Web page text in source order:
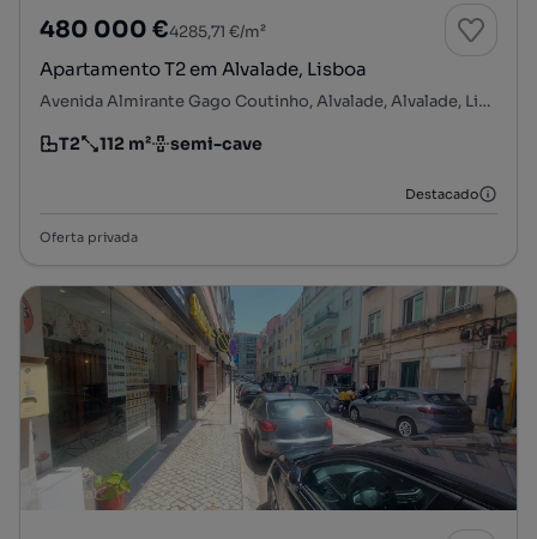
480 000 €4285,71 €/m²
Apartamento T2 em Alvalade, Lisboa
Avenida Almirante Gago Coutinho, Alvalade, Alvalade, Lisboa, Lisboa
Tipologia
T2
Preço por metro quadrado
112 m²
Andar semi-cave
Destacado
Oferta privada